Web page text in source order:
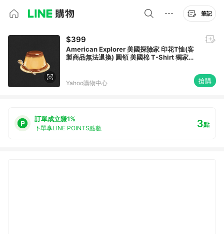
筆記
$399
American Explorer 美國探險家 印花T恤(客
製商品無法退換) 圓領 美國棉 T-Shirt 獨家設
Yahoo購物中心 搶購
訂單成立賺1%
下單享LINE POINTS點數 3點